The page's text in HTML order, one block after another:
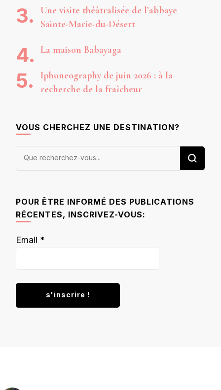
Une visite théâtralisée de l’abbaye
Sainte-Marie-du-Désert
La maison Babayaga
Iphoneography de juin 2026 : à la
recherche de la fraîcheur
VOUS CHERCHEZ UNE DESTINATION?
Vous
POUR ÊTRE INFORMÉ DES PUBLICATIONS
RÉCENTES, INSCRIVEZ-VOUS:
Email *